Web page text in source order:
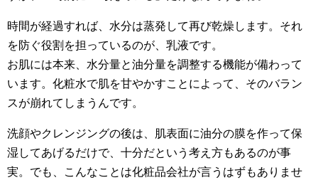
時間が経過すれば、水分は蒸発して再び乾燥します。それ
を防ぐ役割を担っているのが、乳液です。
お肌には本来、水分量と油分量を調整する機能が備わって
います。化粧水で肌を甘やかすことによって、そのバラン
スが崩れてしまうんです。
洗顔やクレンジングの後は、肌表面に油分の膜を作って保
湿してあげるだけで、十分だという考え方もあるのが事
実。でも、こんなことは化粧品会社が言うはずもありませ